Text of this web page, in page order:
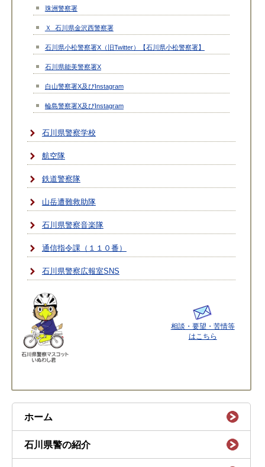
珠洲警察署
Ｘ_石川県金沢西警察署
石川県小松警察署X（旧Twitter）【石川県小松警察署】
石川県能美警察署X
白山警察署X及びInstagram
輪島警察署X及びInstagram
石川県警察学校
航空隊
鉄道警察隊
山岳遭難救助隊
石川県警察音楽隊
通信指令課（１１０番）
石川県警察広報室SNS
相談・要望・苦情等
はこちら
ホーム
石川県警の紹介